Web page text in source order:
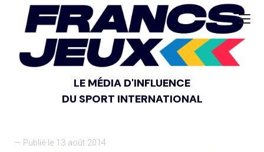
LE MÉDIA D'INFLUENCE
DU SPORT INTERNATIONAL
— Publié le 13 août 2014